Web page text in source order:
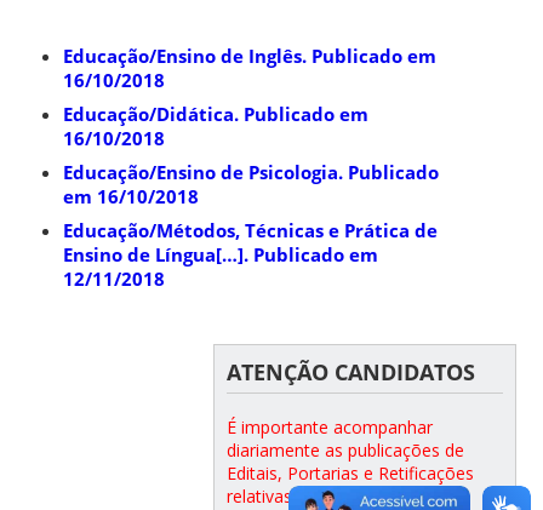
Educação/Ensino de Inglês. Publicado em
16/10/2018
Educação/Didática. Publicado em
16/10/2018
Educação/Ensino de Psicologia. Publicado
em 16/10/2018
Educação/Métodos, Técnicas e Prática de
Ensino de Língua[…]. Publicado em
12/11/2018
ATENÇÃO CANDIDATOS
É importante acompanhar
diariamente as publicações de
Editais, Portarias e Retificações
relativas ao concurso.